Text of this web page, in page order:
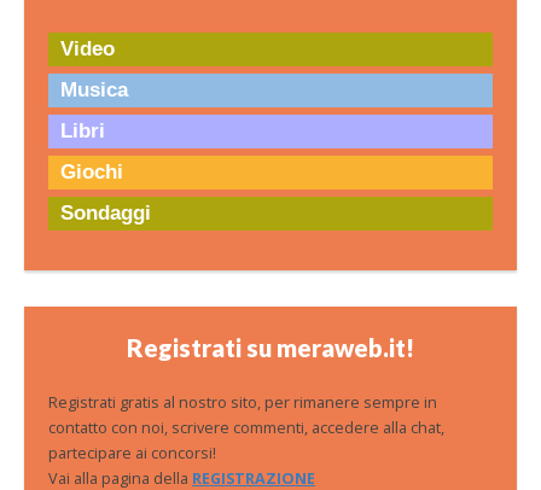
Video
Musica
Libri
Giochi
Sondaggi
Registrati su meraweb.it!
Registrati gratis al nostro sito, per rimanere sempre in
contatto con noi, scrivere commenti, accedere alla chat,
partecipare ai concorsi!
Vai alla pagina della REGISTRAZIONE